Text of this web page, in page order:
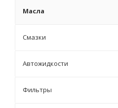
Масла
Смазки
Автожидкости
Фильтры